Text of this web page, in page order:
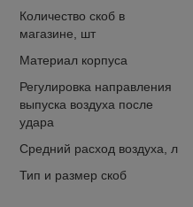
Количество скоб в
магазине, шт
Материал корпуса
Регулировка направления
выпуска воздуха после
удара
Средний расход воздуха, л
Тип и размер скоб